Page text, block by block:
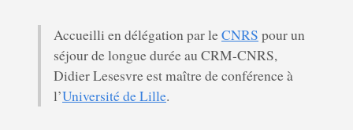
Accueilli en délégation par leCNRS pour un
séjour de longue durée au CRM-CNRS,
Didier Lesesvre est maître de conférence à
l’Université de Lille.